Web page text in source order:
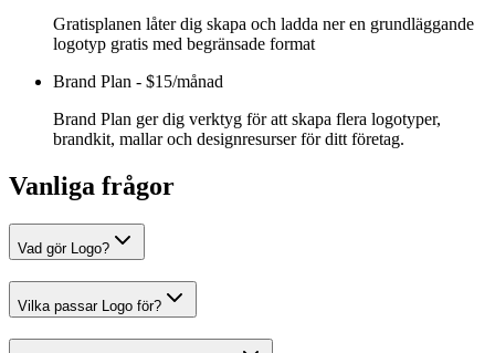
Gratisplanen låter dig skapa och ladda ner en grundläggande
logotyp gratis med begränsade format
Brand Plan - $15/månad
Brand Plan ger dig verktyg för att skapa flera logotyper,
brandkit, mallar och designresurser för ditt företag.
Vanliga frågor
Vad gör Logo?
Vilka passar Logo för?